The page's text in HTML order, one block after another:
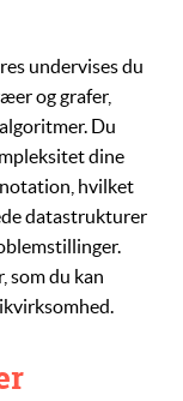
undervises du
oggrafer,
. Du
dine
, hvilket
datastrukturer
som du kan